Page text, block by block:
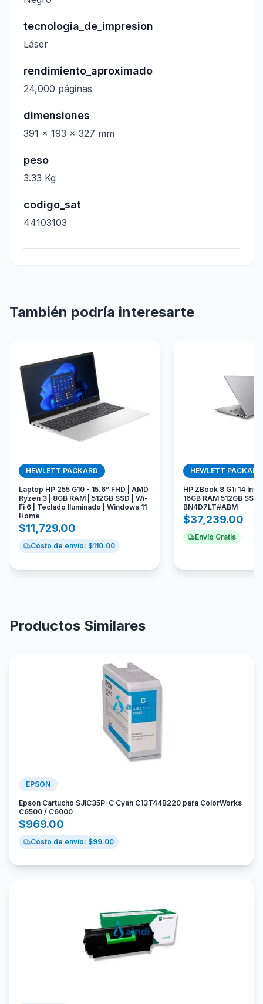
tecnologia_de_impresion
Láser
rendimiento_aproximado
24,000 páginas
dimensiones
391 x 193 x 327 mm
peso
3.33 Kg
codigo_sat
44103103
También podría interesarte
HEWLETT PACKARD
Laptop HP 255 G10 - 15.6” FHD | AMD
Ryzen 3 | 8GB RAM | 512GB SSD | Wi-
Fi 6 | Teclado Iluminado | Windows 11
Home
$11,729.00
Costo de envío: $110.00
HEWLETT PACKARD
HP ZBook 8 G1i 14
16GB RAM 512GB
BN4D7LT#ABM
$37,239.00
Envío Gratis
Productos Similares
EPSON
Epson Cartucho SJIC35P-C Cyan C13T44B220 para ColorWorks
C6500 / C6000
$969.00
Costo de envío: $99.00